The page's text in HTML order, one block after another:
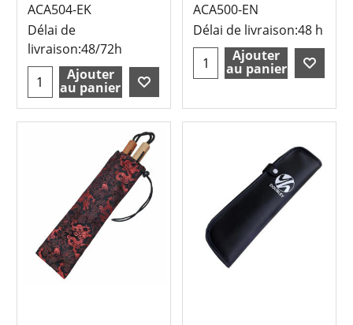
ACA504-EK
Délai de
livraison:48/72h
Ajouter
au panier
ACA500-EN
Délai de livraison:48 h
Ajouter
au panier